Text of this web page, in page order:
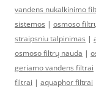
vandens nukalkinimo
sistemos | osmoso
straipsniu talpinimas |
osmoso filtrų nauda |
geriamo vandens filtrai
filtrai | aquaphor filtrai